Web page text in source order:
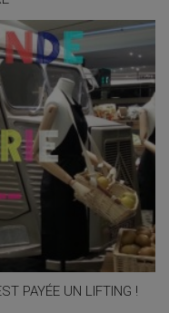
PAYÉE UN LIFTING !